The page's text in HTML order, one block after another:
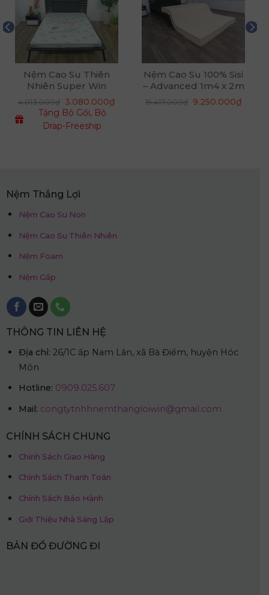
Nệm Cao Su Thiên
Nhiên Super Win
4.013.000₫ 3.080.000₫
Tặng Bộ Gối, Bộ
Drap-Freeship
Nệm Cao Su 100% Sisi
– Advanced 1m4 x 2m
x 10cm
15.417.000₫
Giá
9.250.000₫Giá
Nệm Thắng Lợi
Nệm Cao Su Non
Nệm Cao Su Thiên Nhiên
Nệm Foam
Nệm Gấp
THÔNG TIN LIÊN HỆ
Địa chỉ: 26/1C ấp Nam Lân, xã Bà Điểm, huyện Hóc
Môn
Hotline: 0909.025.607
Mail: congtytnhhnemthangloiwin@gmail.com
CHÍNH SÁCH CHUNG
Chính Sách Giao Hàng
Chính Sách Thanh Toán
Chính Sách Bảo Hành
Giới Thiệu Nhà Sáng Lập
BẢN ĐỒ ĐƯỜNG ĐI